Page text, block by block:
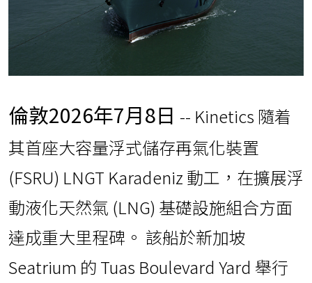
倫敦2026年7月8日 -- Kinetics 隨着
其首座大容量浮式儲存再氣化裝置
(FSRU) LNGT Karadeniz 動工，在擴展浮
動液化天然氣 (LNG) 基礎設施組合方面
達成重大里程碑。 該船於新加坡
Seatrium 的 Tuas Boulevard Yard 舉行